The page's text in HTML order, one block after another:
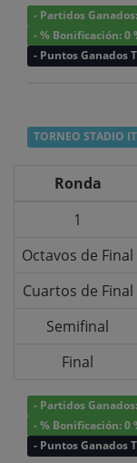
- Partidos
- % Bonificación: 0
- Puntos Ganados
TORNEO STADIO
Ronda
1
Octavos de Final
Cuartos de Final
Semifinal
Final
- Partidos
- % Bonificación: 0
- Puntos Ganados